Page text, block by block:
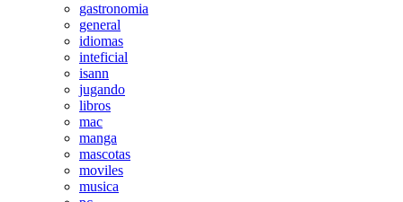
gastronomia
general
idiomas
inteficial
isann
jugando
libros
mac
manga
mascotas
moviles
musica